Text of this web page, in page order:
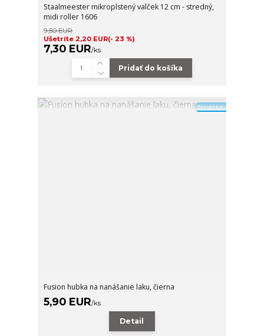
Staalmeester mikroplstený valček 12 cm - stredný,
midi roller 1606
9,50 EUR
Ušetríte 2,20 EUR(- 23 %)
7,30 EUR/ks
Pridať do košíka
Novinka
Fusion hubka na nanášanie laku, čierna
5,90 EUR/ks
Detail